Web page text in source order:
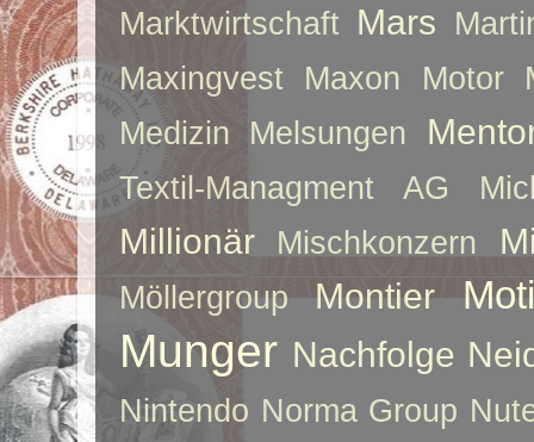
Marktwirtschaft Mars
Maxingvest
Maxon Motor
Medizin
Melsungen
Textil-Managment AG
Millionär Mischkonzern
Möllergroup Montier
Munger Nachfolge
Nintendo Norma Group